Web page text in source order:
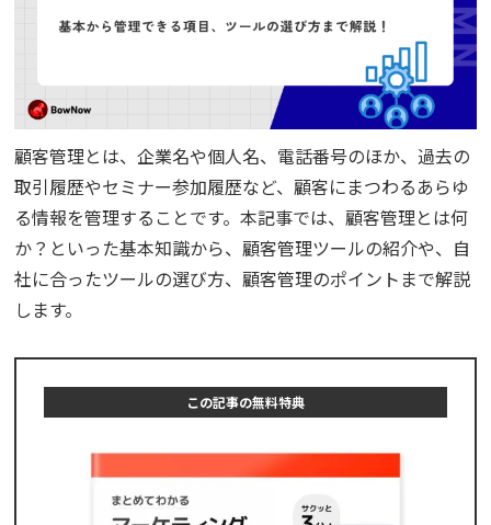
セミナー
お問い合わせ
代理店の方はこちら
マニュアルサイト
顧客管理とは、企業名や個人名、電話番号のほか、過去の
取引履歴やセミナー参加履歴など、顧客にまつわるあらゆ
る情報を管理することです。本記事では、顧客管理とは何
か？といった基本知識から、顧客管理ツールの紹介や、自
社に合ったツールの選び方、顧客管理のポイントまで解説
します。
この記事の無料特典